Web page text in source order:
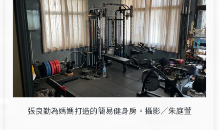
張良勤為媽媽打造的簡易健身房。攝影／朱庭萱